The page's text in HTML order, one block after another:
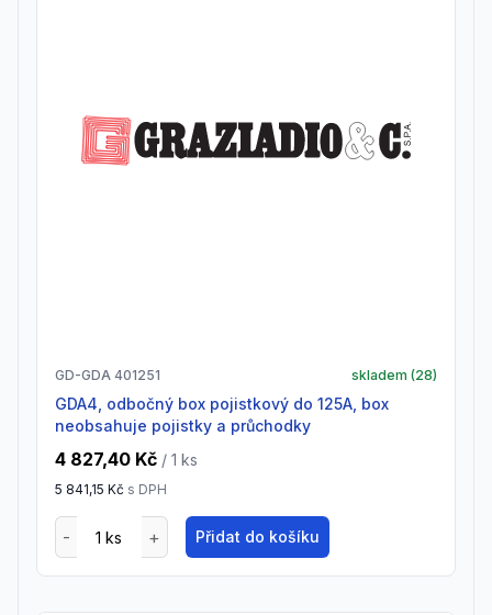
GD-GDA 401251 skladem (28)
GDA4, odbočný box pojistkový do 125A, box
neobsahuje pojistky a průchodky
4 827,40 Kč / 1 ks
5 841,15 Kč s DPH
Přidat do košíku